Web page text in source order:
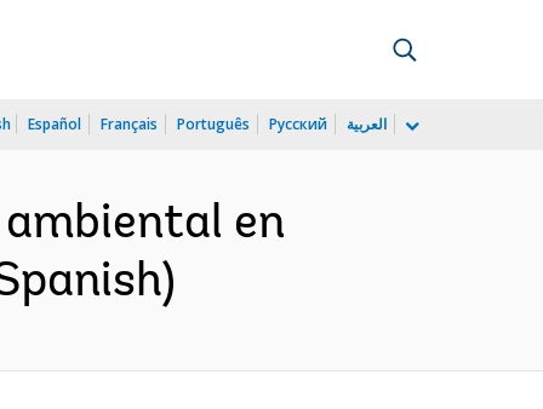
Español Français Português Русский العربية
en